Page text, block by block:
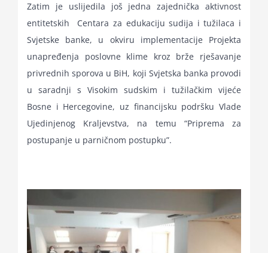
Zatim je uslijedila još jedna zajednička aktivnost
entitetskih Centara za edukaciju sudija i tužilaca i
Svjetske banke, u okviru implementacije Projekta
unapređenja poslovne klime kroz brže rješavanje
privrednih sporova u BiH, koji Svjetska banka provodi
u saradnji s Visokim sudskim i tužilačkim vijeće
Bosne i Hercegovine, uz financijsku podršku Vlade
Ujedinjenog Kraljevstva, na temu “Priprema za
postupanje u parničnom postupku”.